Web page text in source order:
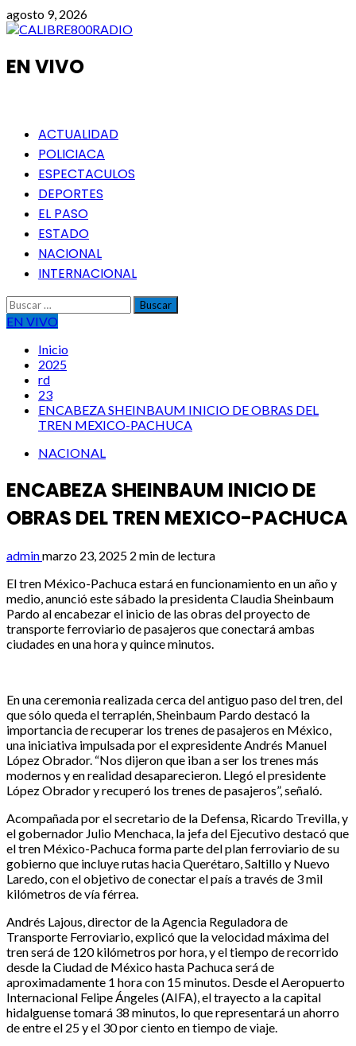
Saltar
al
agosto 9, 2026
EN VIVO
Menú
principal
ACTUALIDAD
POLICIACA
ESPECTACULOS
DEPORTES
EL PASO
ESTADO
NACIONAL
INTERNACIONAL
Buscar:
EN VIVO
Inicio
2025
rd
23
ENCABEZA SHEINBAUM INICIO DE OBRAS DEL
TREN MEXICO-PACHUCA
NACIONAL
ENCABEZA SHEINBAUM INICIO DE
OBRAS DEL TREN MEXICO-PACHUCA
adminmarzo 23, 2025 2 min de lectura
El tren México-Pachuca estará en funcionamiento en un año y
medio, anunció este sábado la presidenta Claudia Sheinbaum
Pardo al encabezar el inicio de las obras del proyecto de
transporte ferroviario de pasajeros que conectará ambas
ciudades en una hora y quince minutos.
En una ceremonia realizada cerca del antiguo paso del tren, del
que sólo queda el terraplén, Sheinbaum Pardo destacó la
importancia de recuperar los trenes de pasajeros en México,
una iniciativa impulsada por el expresidente Andrés Manuel
López Obrador. “Nos dijeron que iban a ser los trenes más
modernos y en realidad desaparecieron. Llegó el presidente
López Obrador y recuperó los trenes de pasajeros”, señaló.
Acompañada por el secretario de la Defensa, Ricardo Trevilla, y
el gobernador Julio Menchaca, la jefa del Ejecutivo destacó que
el tren México-Pachuca forma parte del plan ferroviario de su
gobierno que incluye rutas hacia Querétaro, Saltillo y Nuevo
Laredo, con el objetivo de conectar el país a través de 3 mil
kilómetros de vía férrea.
Andrés Lajous, director de la Agencia Reguladora de
Transporte Ferroviario, explicó que la velocidad máxima del
tren será de 120 kilómetros por hora, y el tiempo de recorrido
desde la Ciudad de México hasta Pachuca será de
aproximadamente 1 hora con 15 minutos. Desde el Aeropuerto
Internacional Felipe Ángeles (AIFA), el trayecto a la capital
hidalguense tomará 38 minutos, lo que representará un ahorro
de entre el 25 y el 30 por ciento en tiempo de viaje.